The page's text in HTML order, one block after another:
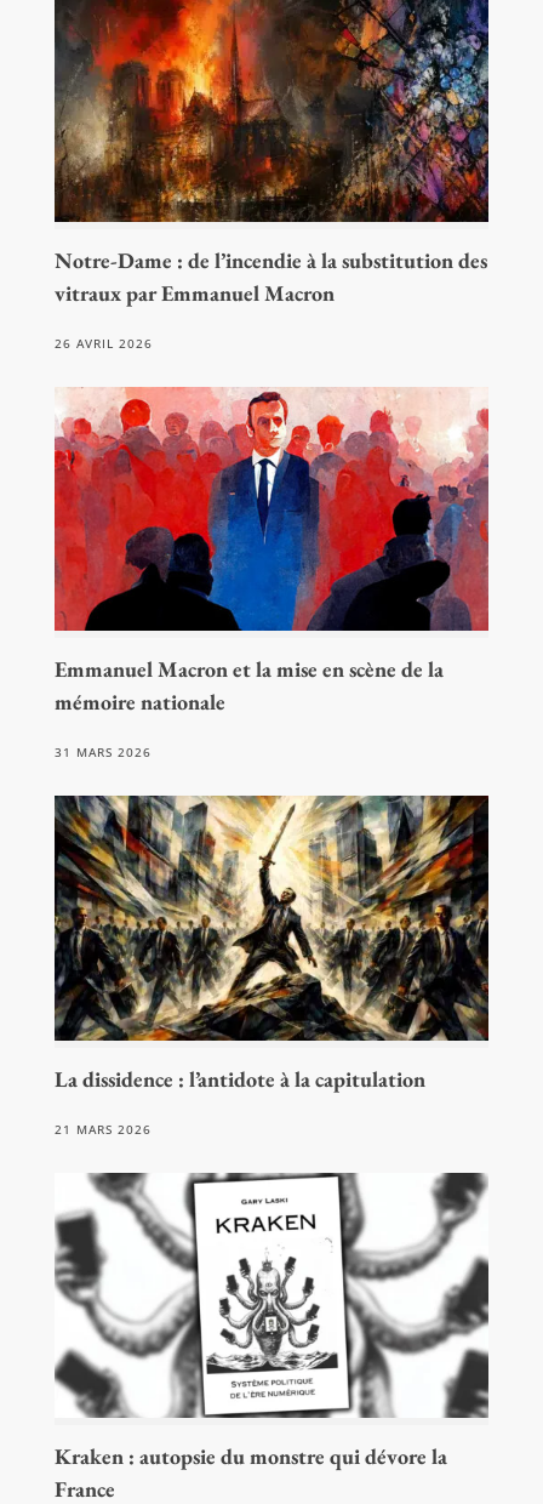
Notre-Dame : de l’incendie à la substitution des
vitraux par Emmanuel Macron
26 AVRIL 2026
Emmanuel Macron et la mise en scène de la
mémoire nationale
31 MARS 2026
La dissidence : l’antidote à la capitulation
21 MARS 2026
Kraken : autopsie du monstre qui dévore la
France